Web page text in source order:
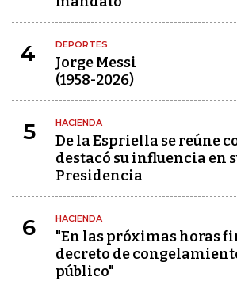
4 DEPORTES
Jorge Messi
(1958-2026)
5 HACIENDA
De la Espriella se reúne
destacó su influencia en
Presidencia
6 HACIENDA
"En las próximas horas
decreto de
público"